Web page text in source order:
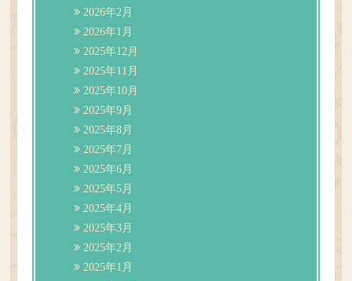
2026年2月
2026年1月
2025年12月
2025年11月
2025年10月
2025年9月
2025年8月
2025年7月
2025年6月
2025年5月
2025年4月
2025年3月
2025年2月
2025年1月